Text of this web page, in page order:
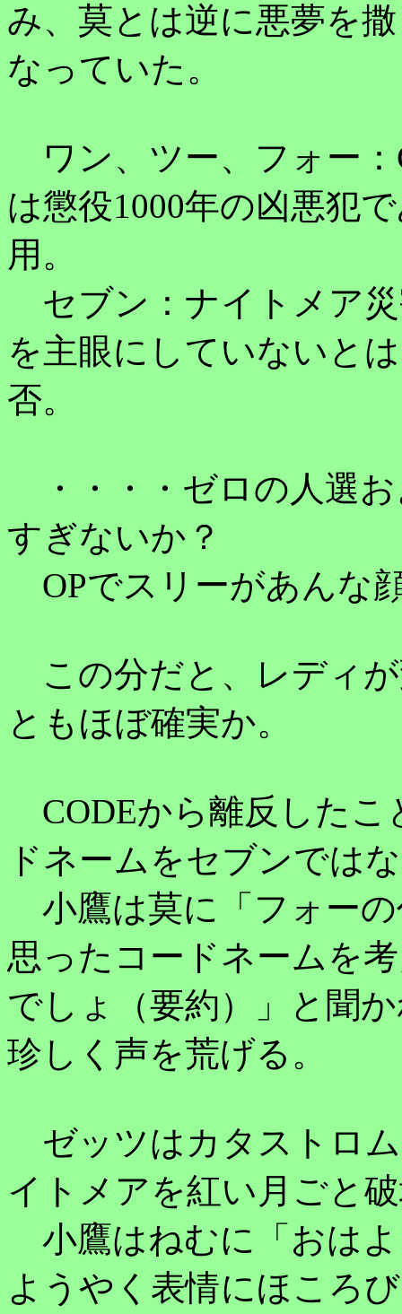
み、莫とは逆に悪夢を
なっていた。
ワン、ツー、フォー
は懲役1000年の凶悪犯
用。
セブン：ナイトメア災
を主眼にしていないと
否。
・・・・ゼロの人選
すぎないか？
OPでスリーがあんな
この分だと、レディ
ともほぼ確実か。
CODEから離反したこ
ドネームをセブンでは
小鷹は莫に「フォー
思ったコードネームを
でしょ（要約）」と聞
珍しく声を荒げる。
ゼッツはカタストロ
イトメアを紅い月ごと
小鷹はねむに「おは
ようやく表情にほころ